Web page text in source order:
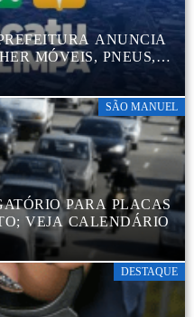
ANUNCIA
MÓVEIS, PNEUS,
SEM USO
SÃO MANUEL
PARA PLACAS
VEJA CALENDÁRIO
DESTAQUE